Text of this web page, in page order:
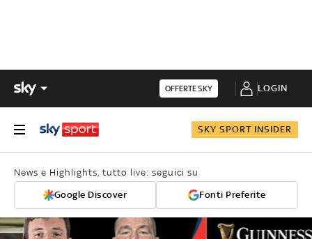
OFFERTE SKY LOGIN
SKY SPORT INSIDER
News e Highlights, tutto live: seguici su
Google Discover Fonti Preferite